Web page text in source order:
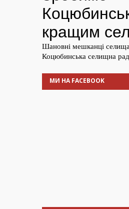
МИ НА FACEBOOK